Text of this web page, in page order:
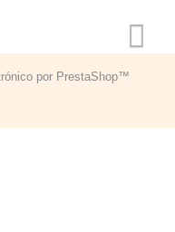
por PrestaShop™